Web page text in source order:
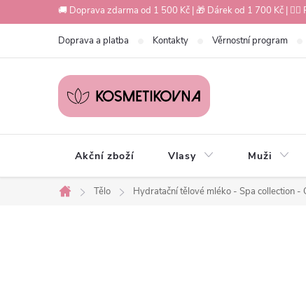
na
🚚 Doprava zdarma od 1 500 Kč | 🎁 Dárek od 1 700 Kč |
Doprava a platba Kontakty Věrnostní program
Akční zboží Vlasy Muži
Domů
Tělo Hydratační tělové mléko - Spa collection -